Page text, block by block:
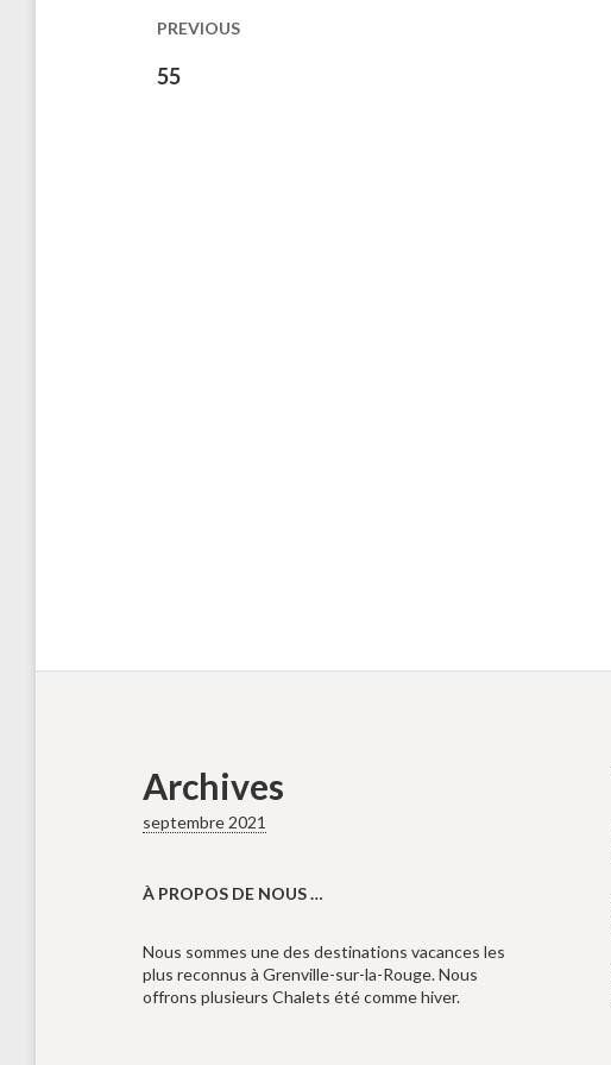
les
publications
PREVIOUS
Previous
55
Archives
septembre 2021
À PROPOS DE NOUS …
Nous sommes une des destinations vacances les
plus reconnus à Grenville-sur-la-Rouge. Nous
offrons plusieurs Chalets été comme hiver.